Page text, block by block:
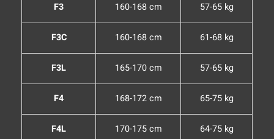
F3 160-168 cm 57-65 kg
F3C 160-168 cm 61-68 kg
F3L 165-170 cm 57-65 kg
F4 168-172 cm 65-75 kg
F4L 170-175 cm 64-75 kg